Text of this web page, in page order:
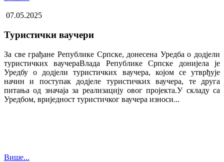
07.05.2025
Туристички ваучери
За све грађане Републике Српске, донесена Уредба о додјели
туристичких ваучера​Влада Републике Српске донијела је
Уредбу о додјели туристичких ваучера, којом се утврђује
начин и поступак додјеле туристичких ваучера, те друга
питања од значаја за реализацију овог пројекта.У складу са
Уредбом, вриједност туристичког ваучера износи...
Више...